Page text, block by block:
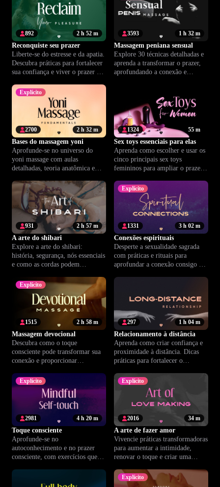
2 h 52 m
892
Reconquiste seu prazer
Liberte-se do estresse e da apatia.
Descubra práticas para fortalecer
sua confiança e viver o prazer de
1 h 32 m
3593
Massagem peniana sensual
Explore 30 técnicas detalhadas e
aprenda a transformar o prazer,
aprofundando a conexão e
Explícito
2 h 32 m
2700
Bases do massagem yoni
Aprofunde-se no universo do
yoni massage com aulas
detalhadas, teoria anatômica e
experiência íntima a dois.
55 m
1324
Sex toys essenciais para elas
Aprenda como escolher e usar os
cinco principais sex toys
femininos para ampliar o prazer
2 h 57 m
931
A arte do shibari
Explore a arte do shibari:
história, segurança, nós essenciais
e como as cordas podem
Explícito
3 h 02 m
1331
Conexões espirituais
Desperte a sexualidade sagrada
com práticas e rituais para
aprofundar a conexão consigo e
Explícito
2 h 58 m
1515
Massagem devocional
Descubra como o toque
consciente pode transformar sua
conexão e proporcionar
de Massagem Devocional.
1 h 04 m
297
Relacionamento à distância
Aprenda como criar confiança e
proximidade à distância. Dicas
práticas para fortalecer o
intimidade viva.
Explícito
4 h 20 m
2981
Toque consciente
Aprofunde-se no
autoconhecimento e no prazer
consciente, com exercícios que
Explícito
34 m
2016
A arte de fazer amor
Vivencie práticas transformadoras
para aumentar a intimidade,
renovar o toque e criar uma
Explícito